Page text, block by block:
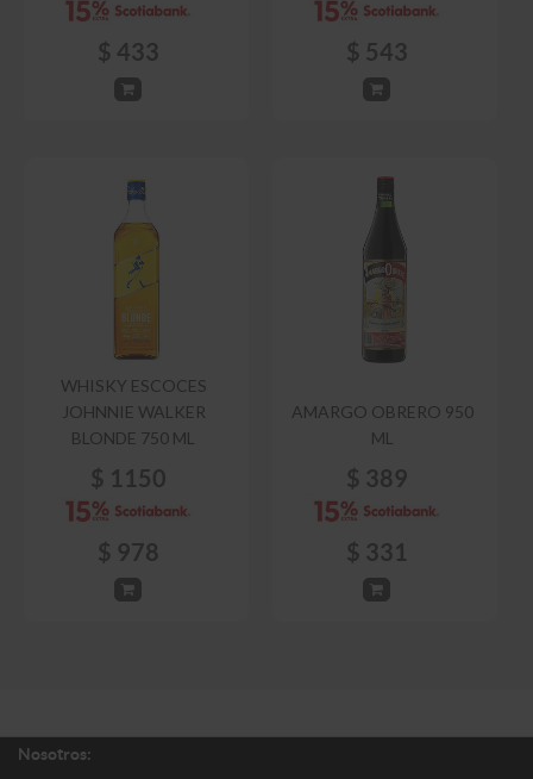
$ 433 $ 543
WHISKY ESCOCES
JOHNNIE WALKER
BLONDE 750 ML
$ 1150
$ 978
AMARGO OBRERO 950
ML
$ 389
$ 331
Nosotros: